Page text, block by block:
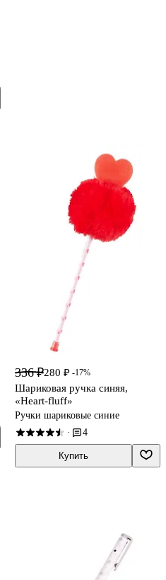
336 ₽280 ₽ -17%
Шариковая ручка синяя,
«Heart-fluff»
Ручки шариковые синие
· 4
Купить